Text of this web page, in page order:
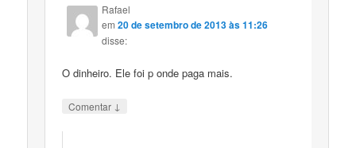
Rafael
em20 de setembro de 2013 às 11:26
disse:
O dinheiro. Ele foi p onde paga mais.
Comentar ↓